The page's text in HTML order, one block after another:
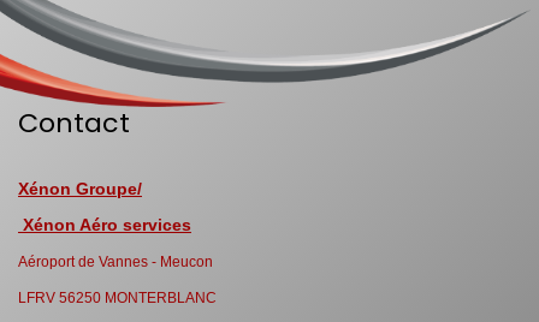
Contact
Xénon Groupe/
Xénon Aéro services
Aéroport de Vannes - Meucon
LFRV 56250 MONTERBLANC